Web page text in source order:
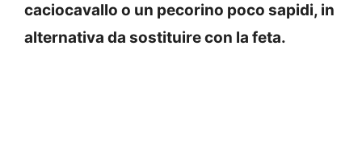
caciocavallo o un pecorino poco sapidi, in
alternativa da sostituire con la feta.